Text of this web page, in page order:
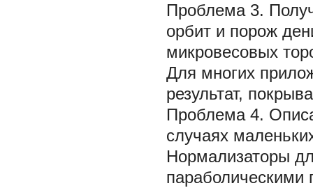
Проблема 3.
орбит и порож
микровесовых
Для многих
результат,
Проблема 4.
случаях
Нормализаторы
параболическими